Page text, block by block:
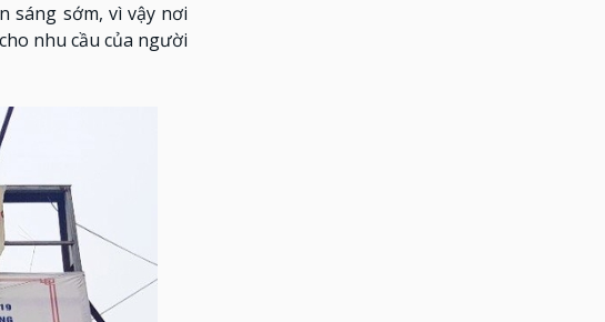
sáng sớm, vì vậy nơi
nhu cầu của người